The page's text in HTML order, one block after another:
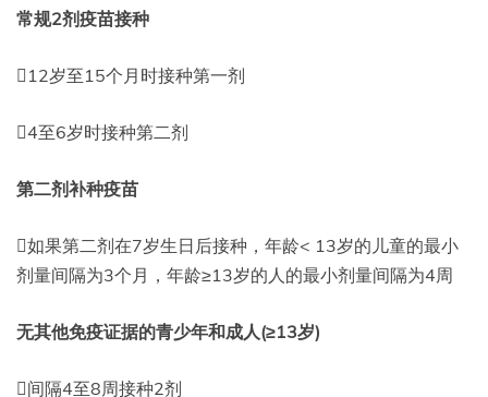
常规2剂疫苗接种
12岁至15个月时接种第一剂
4至6岁时接种第二剂
第二剂补种疫苗
如果第二剂在7岁生日后接种，年龄< 13岁的儿童的最小
剂量间隔为3个月，年龄≥13岁的人的最小剂量间隔为4周
无其他免疫证据的青少年和成人(≥13岁)
间隔4至8周接种2剂